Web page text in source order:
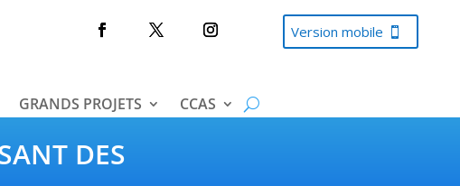
Version mobile
GRANDS PROJETS CCAS
DES